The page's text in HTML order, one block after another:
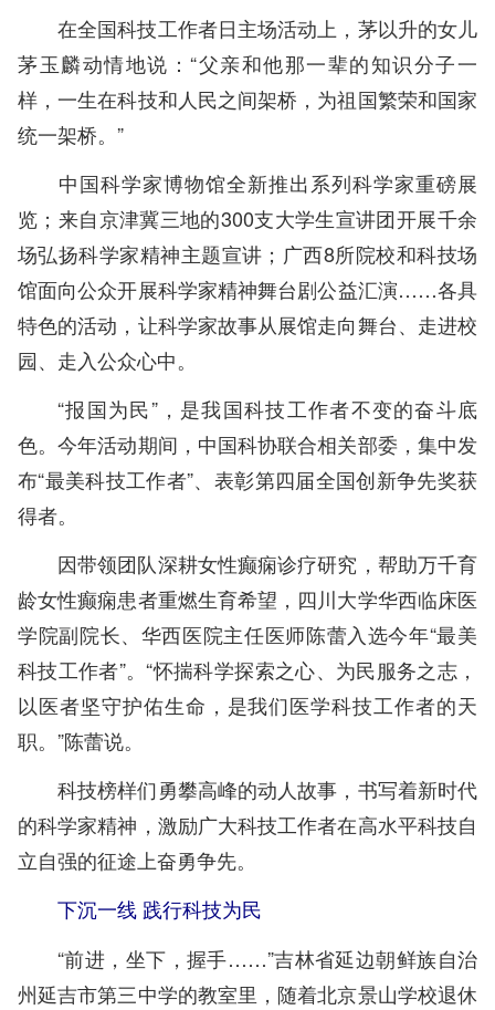
在全国科技工作者日主场活动上，茅以升的女儿
茅玉麟动情地说：“父亲和他那一辈的知识分子一
样，一生在科技和人民之间架桥，为祖国繁荣和国家
统一架桥。”
中国科学家博物馆全新推出系列科学家重磅展
览；来自京津冀三地的300支大学生宣讲团开展千余
场弘扬科学家精神主题宣讲；广西8所院校和科技场
馆面向公众开展科学家精神舞台剧公益汇演……各具
特色的活动，让科学家故事从展馆走向舞台、走进校
园、走入公众心中。
“报国为民”，是我国科技工作者不变的奋斗底
色。今年活动期间，中国科协联合相关部委，集中发
布“最美科技工作者”、表彰第四届全国创新争先奖获
得者。
因带领团队深耕女性癫痫诊疗研究，帮助万千育
龄女性癫痫患者重燃生育希望，四川大学华西临床医
学院副院长、华西医院主任医师陈蕾入选今年“最美
科技工作者”。“怀揣科学探索之心、为民服务之志，
以医者坚守护佑生命，是我们医学科技工作者的天
职。”陈蕾说。
科技榜样们勇攀高峰的动人故事，书写着新时代
的科学家精神，激励广大科技工作者在高水平科技自
立自强的征途上奋勇争先。
下沉一线 践行科技为民
“前进，坐下，握手……”吉林省延边朝鲜族自治
州延吉市第三中学的教室里，随着北京景山学校退休